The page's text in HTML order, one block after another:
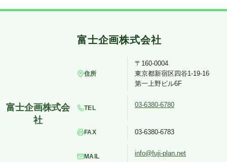
住所
〒160-0004
東京都新宿区四谷1-19-16
第一上野ビル6F
TEL 03-6380-6780
FAX 03-6380-6783
MAIL info@fuji-plan.net